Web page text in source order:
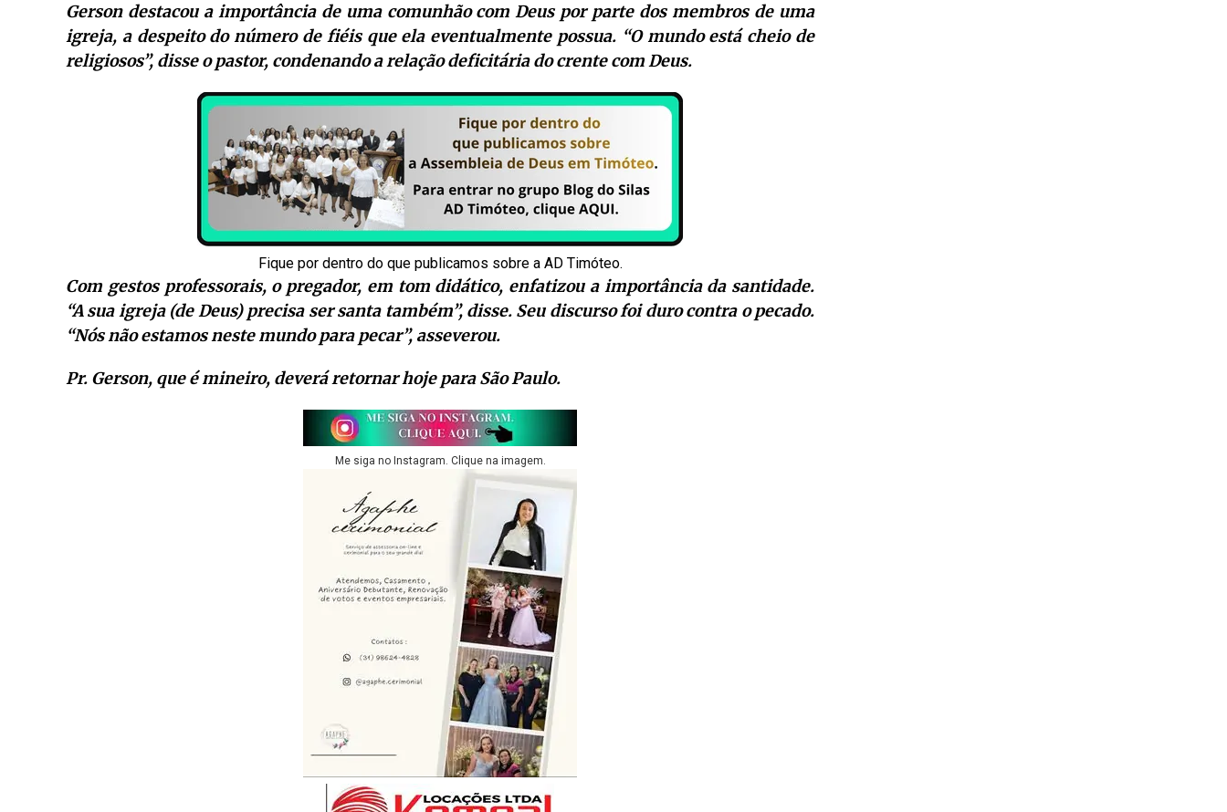
Gerson destacou a importância de uma comunhão com Deus por parte dos membros de uma
igreja, a despeito do número de fiéis que ela eventualmente possua. “O mundo está cheio de
religiosos”, disse o pastor, condenando a relação deficitária do crente com Deus.
Fique por dentro do que publicamos sobre a AD Timóteo.
Com gestos professorais, o pregador, em tom didático, enfatizou a importância da santidade.
“A sua igreja (de Deus) precisa ser santa também”, disse. Seu discurso foi duro contra o pecado.
“Nós não estamos neste mundo para pecar”, asseverou.
Pr. Gerson, que é mineiro, deverá retornar hoje para São Paulo.
Me siga no Instagram. Clique na imagem.